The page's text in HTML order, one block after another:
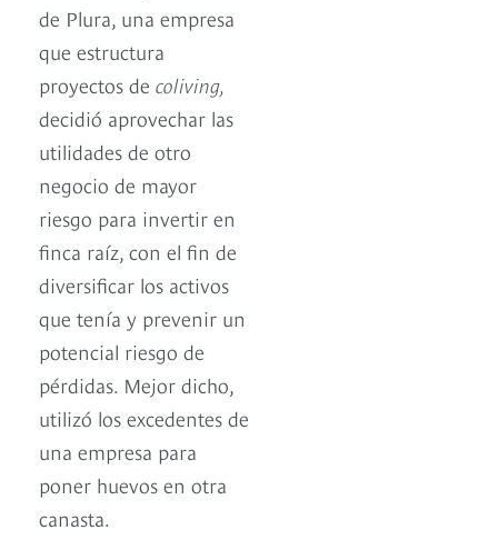
de Plura, una empresa
que estructura
proyectos de coliving,
decidió aprovechar las
utilidades de otro
negocio de mayor
riesgo para invertir en
finca raíz, con el fin de
diversificar los activos
que tenía y prevenir un
potencial riesgo de
pérdidas. Mejor dicho,
utilizó los excedentes de
una empresa para
poner huevos en otra
canasta.